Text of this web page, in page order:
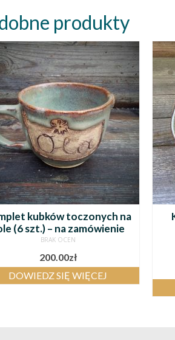
produkty
kubków toczonych na
(6 szt.) – na zamówienie
BRAK OCEN
200.00zł
DOWIEDZ SIĘ WIĘCEJ